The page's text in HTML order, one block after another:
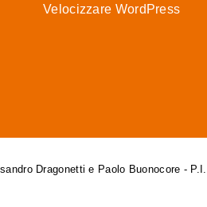
Velocizzare WordPress
Dragonetti e Paolo Buonocore -